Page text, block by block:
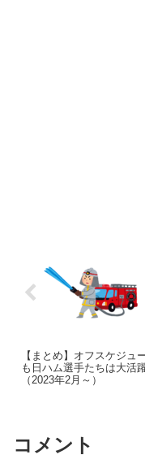
【まとめ】オフスケジュ
も日ハム選手たちは大活
（2023年2月～）
コメント